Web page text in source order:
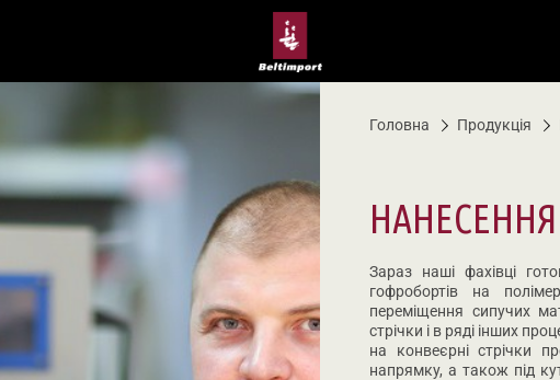
Головна Продукція
Зараз наші фахівці
гофробортів на
переміщення сипучих
стрічки і в ряді інших
на конвеєрні стрічки
напрямку, а також під